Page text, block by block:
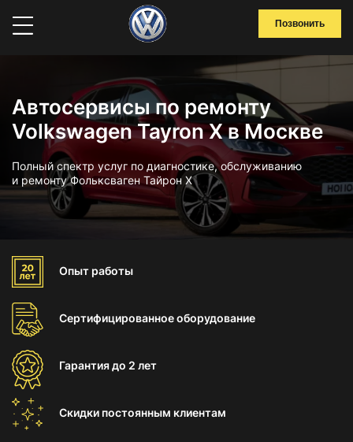
Позвонить
Автосервисы по ремонту
Volkswagen Tayron X в Москве
Полный спектр услуг по диагностике, обслуживанию
и ремонту Фольксваген Тайрон Х
Опыт работы
Сертифицированноеоборудование
Гарантиядо 2 лет
Скидки постоянным клиентам